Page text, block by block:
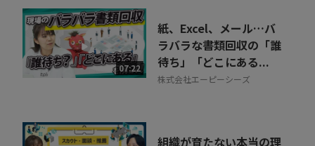
07:22
紙、Excel、メール…バ
ラバラな書類回収の「誰
待ち」「どこにある...
株式会社エーピーシーズ
組織が育たない本当の理